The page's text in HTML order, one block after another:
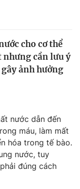
cho cơ thể
nhưng cần lưu ý
ảnh hưởng
nước dẫn đến
máu, làm mất
hóa trong tế bào.
nước, tuy
đúng cách